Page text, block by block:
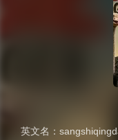
英文名：